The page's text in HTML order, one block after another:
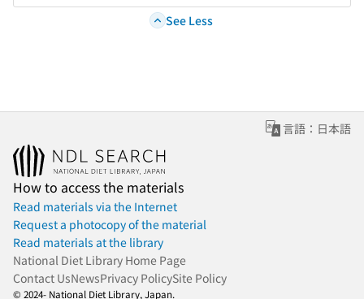
See Less
言語：日本語
How to access the materials
Read materials via the Internet
Request a photocopy of the material
Read materials at the library
National Diet Library Home Page
Contact UsNewsPrivacy PolicySite Policy
© 2024- National Diet Library, Japan.